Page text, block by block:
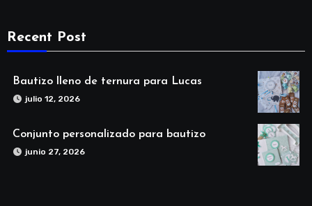
Recent Post
Bautizo lleno de ternura para Lucas
julio 12, 2026
Conjunto personalizado para bautizo
junio 27, 2026